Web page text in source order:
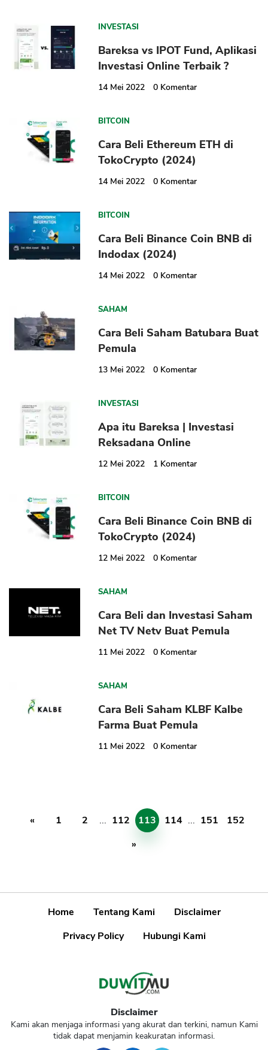
INVESTASI
Bareksa vs IPOT Fund, Aplikasi
Investasi Online Terbaik ?
14 Mei 2022 0 Komentar
BITCOIN
Cara Beli Ethereum ETH di
TokoCrypto (2024)
14 Mei 2022 0 Komentar
BITCOIN
Cara Beli Binance Coin BNB di
Indodax (2024)
14 Mei 2022 0 Komentar
SAHAM
Cara Beli Saham Batubara Buat
Pemula
13 Mei 2022 0 Komentar
INVESTASI
Apa itu Bareksa | Investasi
Reksadana Online
12 Mei 2022 1 Komentar
BITCOIN
Cara Beli Binance Coin BNB di
TokoCrypto (2024)
12 Mei 2022 0 Komentar
SAHAM
Cara Beli dan Investasi Saham
Net TV Netv Buat Pemula
11 Mei 2022 0 Komentar
SAHAM
Cara Beli Saham KLBF Kalbe
Farma Buat Pemula
11 Mei 2022 0 Komentar
« 1 2 ... 112 113 114 ... 151
152
»
Home Tentang Kami
Disclaimer
Privacy Policy
Hubungi Kami
Disclaimer
Kami akan menjaga informasi yang akurat dan terkini, namun Kami
tidak dapat menjamin keakuratan informasi.
OK
CANCEL